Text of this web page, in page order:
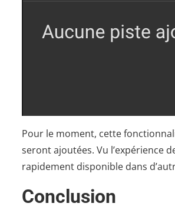
Pour le moment, cette
seront ajoutées. Vu l’expérience
rapidement disponible dans
Conclusion